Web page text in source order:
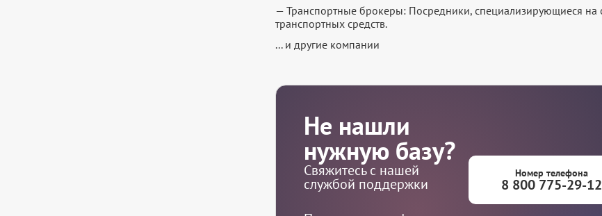
— Транспортные брокеры: Посредники, специализирующиеся на
транспортных средств.
... и другие компании
Не нашли
нужную базу?
Свяжитесь с нашей
службой поддержки
Номер телефона
8 800 775-29-12